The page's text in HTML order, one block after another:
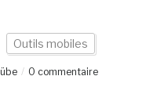
Outils mobiles
0 commentaire